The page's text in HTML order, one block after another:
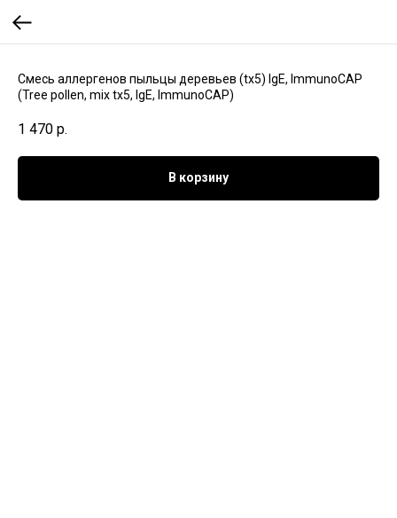
Смесь аллергенов пыльцы деревьев (tx5) IgE, ImmunoCAP
(Tree pollen, mix tx5, IgE, ImmunoCAP)
1 470 р.
В корзину